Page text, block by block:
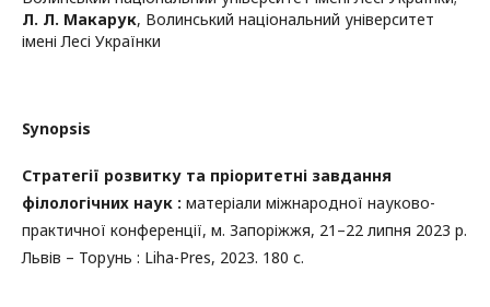
Л. Л. Макарук, Волинський національний університет
імені Лесі Українки
Synopsis
Стратегії розвитку та пріоритетні завдання
філологічних наук : матеріали міжнародної науково-
практичної конференції, м. Запоріжжя, 21–22 липня 2023 р.
Львів – Торунь : Liha-Pres, 2023. 180 с.